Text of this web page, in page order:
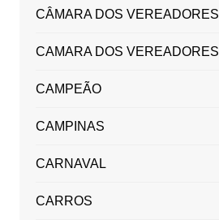
CÂMARA DOS VEREADORES
CAMARA DOS VEREADORES
CAMPEÃO
CAMPINAS
CARNAVAL
CARROS